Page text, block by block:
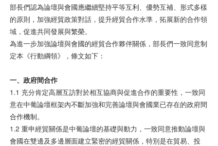
部長們認為論壇與會國應繼續堅持平等互利、優勢互補、形式多樣
的原則，加強經貿政策對話，提升經貿合作水準，拓展新的合作領
域，促進共同發展與繁榮。
為進一步加強論壇與會國的經貿合作夥伴關係，部長們一致同意制
定本《行動綱領》，條文如下：
一、政府間合作
1.1 充分肯定高層互訪對於相互協商與促進合作的重要性，一致同
意在中葡論壇框架內不斷加強和完善論壇與會國業已存在的政府間
合作機制。
1.2 重申經貿關係是中葡論壇的基礎與動力，一致同意推動論壇與
會國在雙邊及多邊層面建立緊密的經貿關係，特別是在貿易、投